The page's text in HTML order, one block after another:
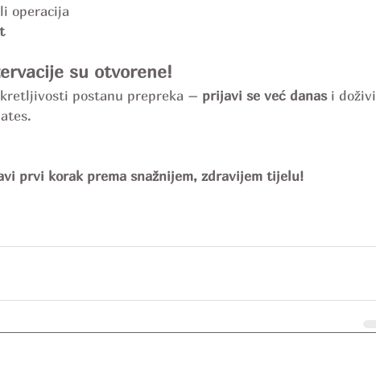
operacija
su otvorene!
postanu prepreka – prijavi se već danas i doživi
prvi korak prema snažnijem, zdravijem tijelu!